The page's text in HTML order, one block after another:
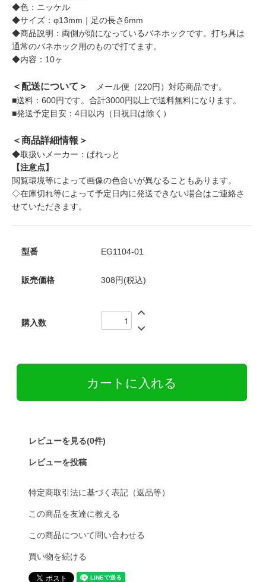
◆色：ニッケル
◆サイズ：φ13mm｜足の長さ6mm
◆商品説明：両側が頭になっているバネホックです。打ち具は
通常のバネホック用のもので打てます。
◆内容：10ヶ
＜配送について＞
メール便（220円）対応商品です。
■送料：600円です。合計3000円以上で送料無料になります。
■発送予定目安：4日以内（日祝日は除く）
＜商品詳細情報＞
◆取扱いメーカー：ぱれっと
【注意点】
閲覧環境等によって画像の色合いが異なることもあります。
◇在庫切れ等によって予定日内に発送できない場合はご連絡さ
せていただきます。
型番 EG1104-01
販売価格 308円(税込)
購入数
レビューを見る(0件)
レビューを投稿
特定商取引法に基づく表記（返品等）
この商品を友達に教える
この商品について問い合わせる
買い物を続ける